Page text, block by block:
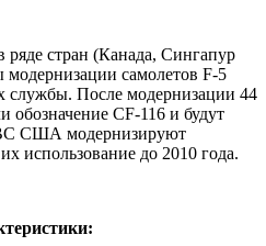
стран (Канада, Сингапур
самолетов F-5
службы. После модернизации 44
обозначение CF-116 и будут
США модернизируют
использование до 2010 года.